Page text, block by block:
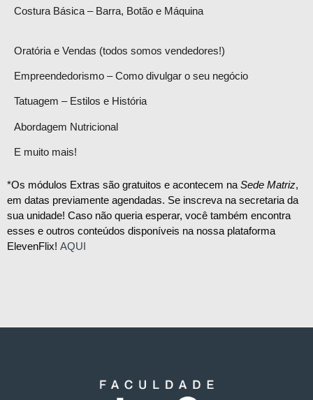
Costura Básica – Barra, Botão e Máquina
Oratória e Vendas (todos somos vendedores!)
Empreendedorismo – Como divulgar o seu negócio
Tatuagem – Estilos e História
Abordagem Nutricional
E muito mais!
*Os módulos Extras são gratuitos e acontecem na Sede Matriz,
em datas previamente agendadas. Se inscreva na secretaria da
sua unidade! Caso não queria esperar, você também encontra
esses e outros conteúdos disponíveis na nossa plataforma
ElevenFlix! AQUI